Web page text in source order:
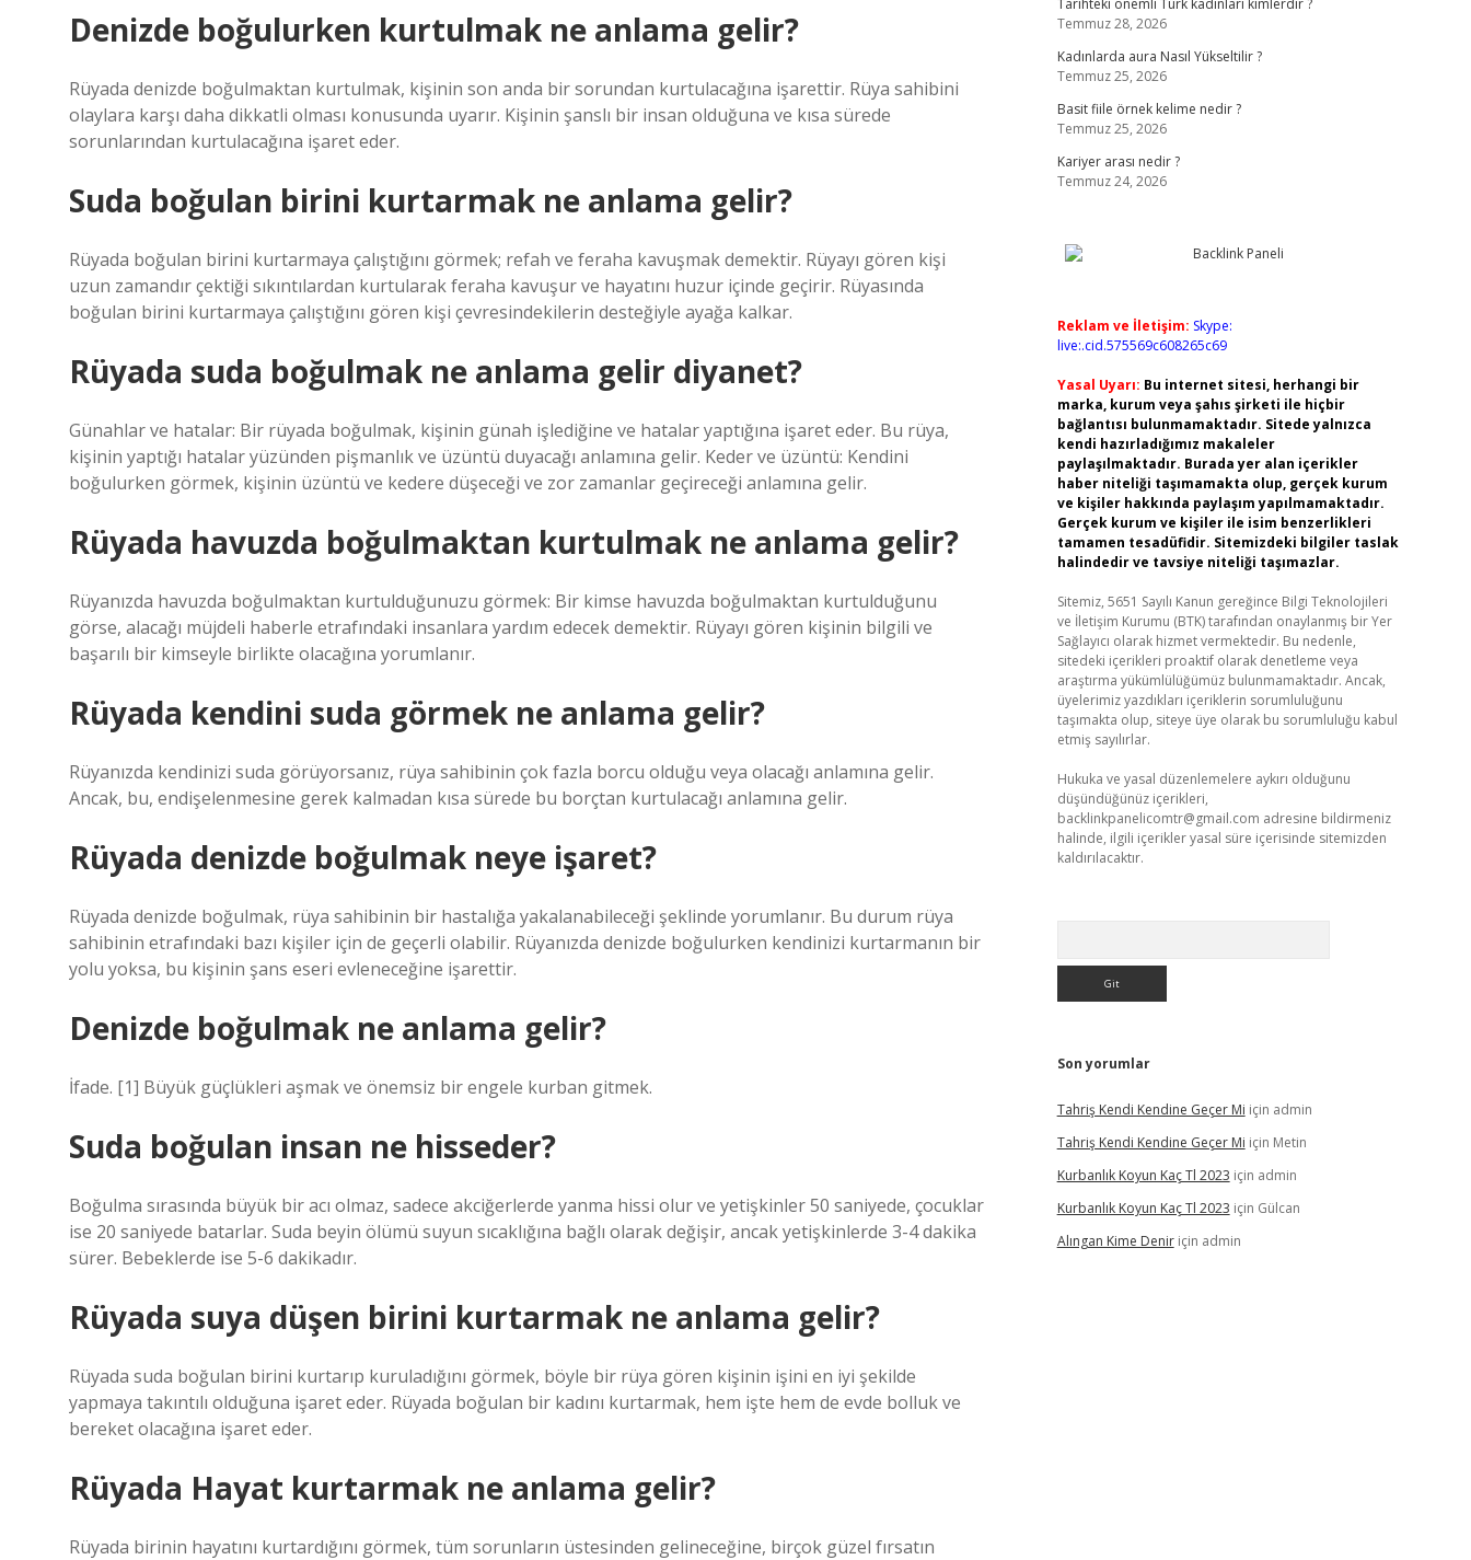
Denizde boğulurken kurtulmak ne anlama gelir?
Rüyada denizde boğulmaktan kurtulmak, kişinin son anda bir sorundan kurtulacağına işarettir. Rüya sahibini
olaylara karşı daha dikkatli olması konusunda uyarır. Kişinin şanslı bir insan olduğuna ve kısa sürede
sorunlarından kurtulacağına işaret eder.
Suda boğulan birini kurtarmak ne anlama gelir?
Rüyada boğulan birini kurtarmaya çalıştığını görmek; refah ve feraha kavuşmak demektir. Rüyayı gören kişi
uzun zamandır çektiği sıkıntılardan kurtularak feraha kavuşur ve hayatını huzur içinde geçirir. Rüyasında
boğulan birini kurtarmaya çalıştığını gören kişi çevresindekilerin desteğiyle ayağa kalkar.
Rüyada suda boğulmak ne anlama gelir diyanet?
Günahlar ve hatalar: Bir rüyada boğulmak, kişinin günah işlediğine ve hatalar yaptığına işaret eder. Bu rüya,
kişinin yaptığı hatalar yüzünden pişmanlık ve üzüntü duyacağı anlamına gelir. Keder ve üzüntü: Kendini
boğulurken görmek, kişinin üzüntü ve kedere düşeceği ve zor zamanlar geçireceği anlamına gelir.
Rüyada havuzda boğulmaktan kurtulmak ne anlama gelir?
Rüyanızda havuzda boğulmaktan kurtulduğunuzu görmek: Bir kimse havuzda boğulmaktan kurtulduğunu
görse, alacağı müjdeli haberle etrafındaki insanlara yardım edecek demektir. Rüyayı gören kişinin bilgili ve
başarılı bir kimseyle birlikte olacağına yorumlanır.
Rüyada kendini suda görmek ne anlama gelir?
Rüyanızda kendinizi suda görüyorsanız, rüya sahibinin çok fazla borcu olduğu veya olacağı anlamına gelir.
Ancak, bu, endişelenmesine gerek kalmadan kısa sürede bu borçtan kurtulacağı anlamına gelir.
Rüyada denizde boğulmak neye işaret?
Rüyada denizde boğulmak, rüya sahibinin bir hastalığa yakalanabileceği şeklinde yorumlanır. Bu durum rüya
sahibinin etrafındaki bazı kişiler için de geçerli olabilir. Rüyanızda denizde boğulurken kendinizi kurtarmanın bir
yolu yoksa, bu kişinin şans eseri evleneceğine işarettir.
Denizde boğulmak ne anlama gelir?
İfade. [1] Büyük güçlükleri aşmak ve önemsiz bir engele kurban gitmek.
Suda boğulan insan ne hisseder?
Boğulma sırasında büyük bir acı olmaz, sadece akciğerlerde yanma hissi olur ve yetişkinler 50 saniyede, çocuklar
ise 20 saniyede batarlar. Suda beyin ölümü suyun sıcaklığına bağlı olarak değişir, ancak yetişkinlerde 3-4 dakika
sürer. Bebeklerde ise 5-6 dakikadır.
Rüyada suya düşen birini kurtarmak ne anlama gelir?
Rüyada suda boğulan birini kurtarıp kuruladığını görmek, böyle bir rüya gören kişinin işini en iyi şekilde
yapmaya takıntılı olduğuna işaret eder. Rüyada boğulan bir kadını kurtarmak, hem işte hem de evde bolluk ve
bereket olacağına işaret eder.
Rüyada Hayat kurtarmak ne anlama gelir?
Rüyada birinin hayatını kurtardığını görmek, tüm sorunların üstesinden gelineceğine, birçok güzel fırsatın
Tarihteki önemli Türk kadınları kimlerdir ?
Temmuz 28, 2026
Kadınlarda aura Nasıl Yükseltilir ?
Temmuz 25, 2026
Basit fiile örnek kelime nedir ?
Temmuz 25, 2026
Kariyer arası nedir ?
Temmuz 24, 2026
Reklam ve İletişim: Skype:
live:.cid.575569c608265c69
Yasal Uyarı: Bu internet sitesi, herhangi bir
marka, kurum veya şahıs şirketi ile hiçbir
bağlantısı bulunmamaktadır. Sitede yalnızca
kendi hazırladığımız makaleler
paylaşılmaktadır. Burada yer alan içerikler
haber niteliği taşımamakta olup, gerçek kurum
ve kişiler hakkında paylaşım yapılmamaktadır.
Gerçek kurum ve kişiler ile isim benzerlikleri
tamamen tesadüfidir. Sitemizdeki bilgiler taslak
halindedir ve tavsiye niteliği taşımazlar.
Sitemiz, 5651 Sayılı Kanun gereğince Bilgi Teknolojileri
ve İletişim Kurumu (BTK) tarafından onaylanmış bir Yer
Sağlayıcı olarak hizmet vermektedir. Bu nedenle,
sitedeki içerikleri proaktif olarak denetleme veya
araştırma yükümlülüğümüz bulunmamaktadır. Ancak,
üyelerimiz yazdıkları içeriklerin sorumluluğunu
taşımakta olup, siteye üye olarak bu sorumluluğu kabul
etmiş sayılırlar.
Hukuka ve yasal düzenlemelere aykırı olduğunu
düşündüğünüz içerikleri,
backlinkpanelicomtr@gmail.com adresine bildirmeniz
halinde, ilgili içerikler yasal süre içerisinde sitemizden
kaldırılacaktır.
Son yorumlar
Tahriş Kendi Kendine Geçer Mi için admin
Tahriş Kendi Kendine Geçer Mi için Metin
Kurbanlık Koyun Kaç Tl 2023 için admin
Kurbanlık Koyun Kaç Tl 2023 için Gülcan
Alıngan Kime Deniriçin admin